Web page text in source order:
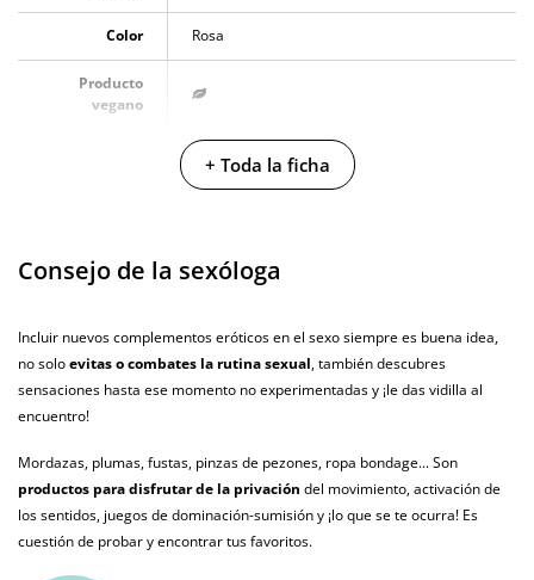
Color Rosa
Producto
vegano
Garantías 3 años de garantía
original
¿Cuándo lo
El lunes 10 de agosto (fecha estimada)
+ Toda la ficha
Consejo de la sexóloga
Incluir nuevos complementos eróticos en el sexo siempre es buena idea,
no soloevitas o combates la rutina sexual, también descubres
sensaciones hasta ese momento no experimentadas y ¡le das vidilla al
encuentro!
Mordazas, plumas, fustas, pinzas de pezones, ropa bondage... Son
productos para disfrutar de la privación del movimiento, activación de
los sentidos, juegos de dominación-sumisión y ¡lo que se te ocurra! Es
cuestión de probar y encontrar tus favoritos.